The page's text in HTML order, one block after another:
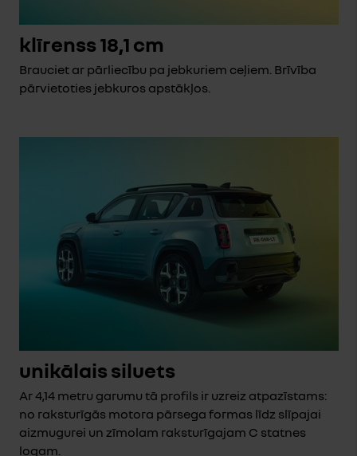
klīrenss 18,1 cm
Brauciet ar pārliecību pa jebkuriem ceļiem. Brīvība
pārvietoties jebkuros apstākļos.
unikālais siluets
Ar 4,14 metru garumu tā profils ir uzreiz atpazīstams:
no raksturīgās motora pārsega formas līdz slīpajai
aizmugurei un zīmolam raksturīgajam C statnes
logam.